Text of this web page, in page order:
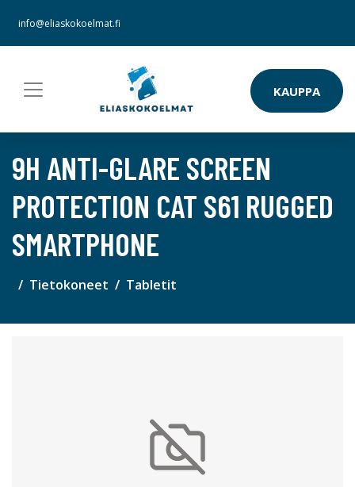
info@eliaskokoelmat.fi
KAUPPA
9H ANTI-GLARE SCREEN
PROTECTION CAT S61 RUGGED
SMARTPHONE
Tietokoneet Tabletit